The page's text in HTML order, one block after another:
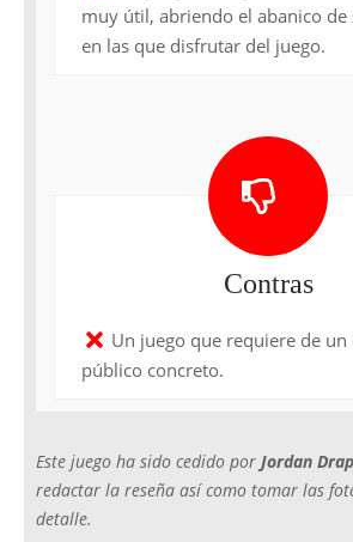
muy útil, abriendo el abanico de
en las que disfrutar del juego.
Contras
Un juego que requiere de
público concreto.
Este juego ha sido cedido por Jordan
redactar la reseña así como tomar las
detalle.